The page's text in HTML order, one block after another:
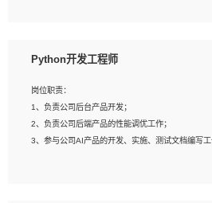
3、熟悉react/vue/angular任何一种前端框架，熟悉
5、善于沟通，具有团队意识；
Python开发工程师
岗位职责：
1、负责公司后台产品开发；
2、负责公司后端产品的性能调优工作；
3、参与公司AI产品的开发、实施、测试文档编写工